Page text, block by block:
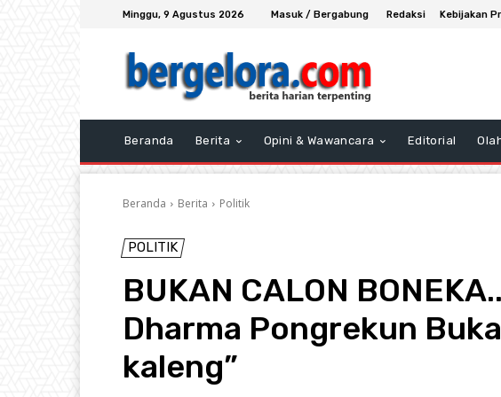
Minggu, 9 Agustus 2026 Masuk / Bergabung Redaksi Kebijakan
Beranda Berita Opini & Wawancara Editorial
Beranda Berita Politik
POLITIK
BUKAN CALON
Dharma Pongrekun
kaleng”